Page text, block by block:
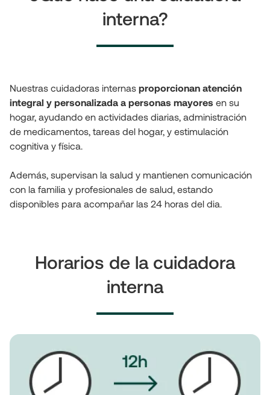
interna?
Nuestras cuidadoras internas proporcionan atención
integral y personalizada a personas mayores en su
hogar, ayudando en actividades diarias, administración
de medicamentos, tareas del hogar, y estimulación
cognitiva y física.
Además, supervisan la salud y mantienen comunicación
con la familia y profesionales de salud, estando
disponibles para acompañar las 24 horas del dia.
Horarios de la cuidadora
interna